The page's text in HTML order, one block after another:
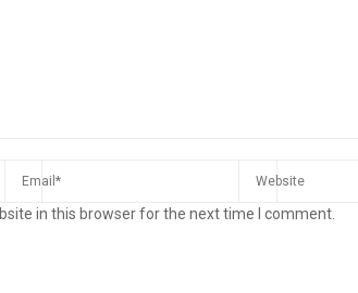
in this browser for the next time I comment.